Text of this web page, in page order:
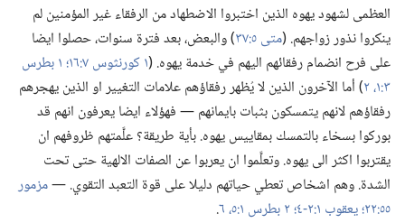
العظمى لشهود يهوه الذين اختبروا الاضطهاد من الرفقاء غير المؤمنين لم
ينكروا نذور زواجهم.‏ (‏متى ٥:‏٣٧
‏)‏ والبعض،‏ بعد فترة سنوات،‏ حصلوا ايضا
على فرح انضمام رفقائهم اليهم في خدمة يهوه.‏ (‏١ كورنثوس ٧:‏١٦؛‏
١ بطرس
٣:‏​١،‏ ٢
‏)‏ أما الآخرون الذين لا يُظهر رفقاؤهم علامات التغيير او الذين يهجرهم
رفقاؤهم لانهم يتمسكون بثبات بايمانهم —‏ فهؤلاء ايضا يعرفون انهم قد
بوركوا بسخاء بالتمسك بمقاييس يهوه.‏ بأية طريقة؟‏ علَّمتهم ظروفهم ان
يقتربوا اكثر الى يهوه.‏ وتعلَّموا ان يعربوا عن الصفات الالهية حتى تحت
الشدة.‏ وهم اشخاص تعطي حياتهم دليلا على قوة التعبد التقوي.‏ —‏مزمور
٥٥:‏٢٢؛‏
يعقوب ١:‏​٢-‏٤؛‏
‏.‏